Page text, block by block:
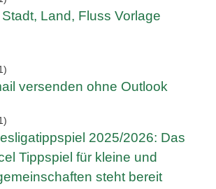
Land, Fluss Vorlage
versenden ohne Outlook
2025/2026: Das
Tippspiel für kleine und
steht bereit